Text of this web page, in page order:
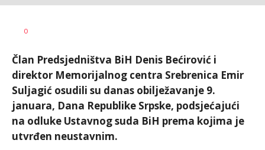
AUTOR
0
Član Predsjedništva BiH Denis Bećirović i
direktor Memorijalnog centra Srebrenica Emir
Suljagić osudili su danas obilježavanje 9.
januara, Dana Republike Srpske, podsjećajući
na odluke Ustavnog suda BiH prema kojima je
utvrđen neustavnim.